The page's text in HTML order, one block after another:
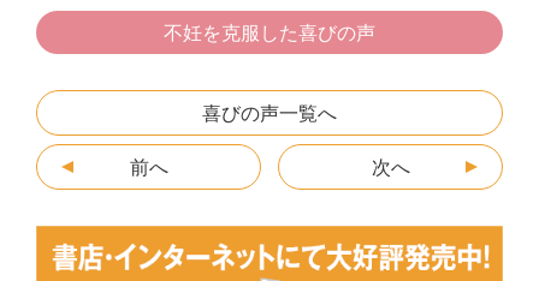
e
b
o
o
k
er n
a
s
e
n
g
er
l
不妊を克服した喜びの声
喜びの声一覧へ
前へ 次へ